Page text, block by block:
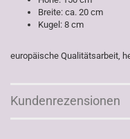
Breite: ca. 20 cm
Kugel: 8 cm
europäische Qualitätsarbeit,
Kundenrezensionen